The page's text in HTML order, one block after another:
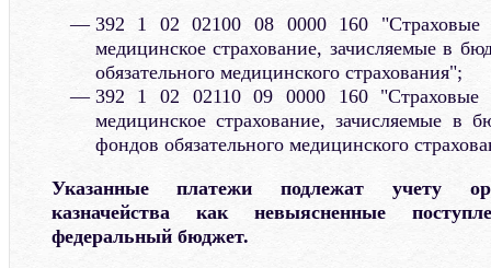
392 1 02 02100 08 0000 160 "Страховые
медицинское страхование, зачисляемые в
обязательного медицинского страхования";
392 1 02 02110 09 0000 160 "Страховые
медицинское страхование, зачисляемые в
фондов обязательного медицинского
Указанные платежи подлежат учету
казначейства как невыясненные
федеральный бюджет.